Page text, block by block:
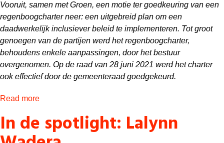
Vooruit, samen met Groen, een motie ter goedkeuring van een
regenboogcharter neer: een uitgebreid plan om een
daadwerkelijk inclusiever beleid te implementeren. Tot groot
genoegen van de partijen werd het regenboogcharter,
behoudens enkele aanpassingen, door het bestuur
overgenomen. Op de raad van 28 juni 2021 werd het charter
ook effectief door de gemeenteraad goedgekeurd.
Read more
In de spotlight: Lalynn